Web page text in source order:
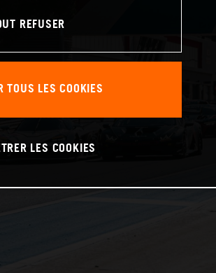
REFUSER
TOUS LES COOKIES
LES COOKIES